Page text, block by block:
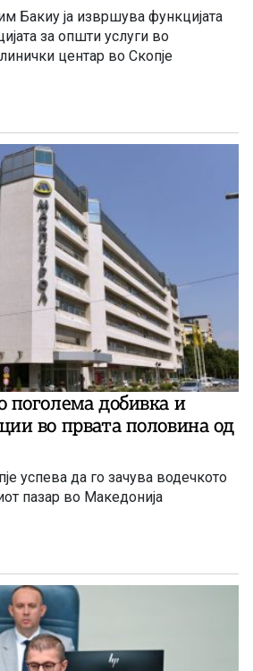
Бакиу ја извршува функцијата
за општи услуги во
центар во Скопјe
поголема добивка и
во првата половина од
успева да го зачува водечкото
пазар во Македонија